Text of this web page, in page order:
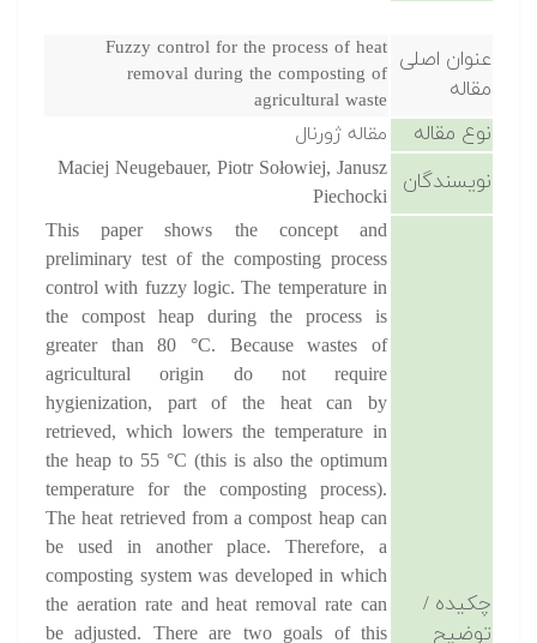
عنوان اصلی
مقاله
Fuzzy control for the process of heat
removal during the composting of
agricultural waste
نوع مقاله مقاله ژورنال
نویسندگان
Maciej Neugebauer, Piotr Sołowiej, Janusz
Piechocki
چکیده /
توضیح
This paper shows the concept and
preliminary test of the composting process
control with fuzzy logic. The temperature in
the compost heap during the process is
greater than 80 °C. Because wastes of
agricultural origin do not require
hygienization, part of the heat can by
retrieved, which lowers the temperature in
the heap to 55 °C (this is also the optimum
temperature for the composting process).
The heat retrieved from a compost heap can
be used in another place. Therefore, a
composting system was developed in which
the aeration rate and heat removal rate can
be adjusted. There are two goals of this